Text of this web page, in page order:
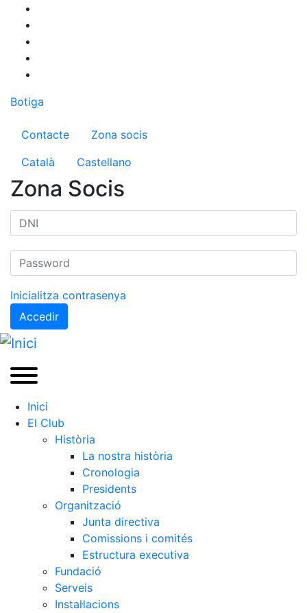
contingut
Botiga
Menú del compte d'usuari
Contacte
Zona socis
Català
Castellano
Zona Socis
Inicialitza contrasenya
Accedir
Inici
El Club
Història
La nostra història
Cronologia
Presidents
Organització
Junta directiva
Comissions i comités
Estructura executiva
Fundació
Serveis
Instal·lacions